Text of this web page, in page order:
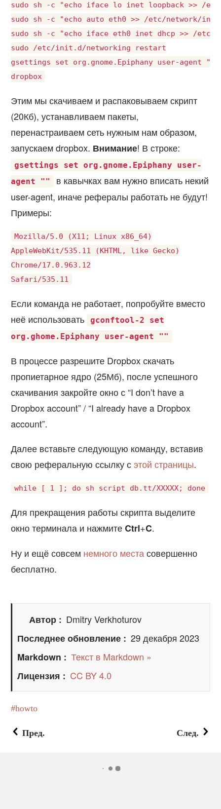
sudo sh -c "echo iface lo inet loopback >> /
sudo sh -c "echo auto eth0 >> /etc/network/
sudo sh -c "echo iface eth0 inet dhcp >> /etc/
sudo /etc/init.d/networking restart
gsettings set org.gnome.Epiphany user-agent ""
Этим мы скачиваем и распаковываем скрипт
(20Кб), устанавливаем пакеты,
перенастраиваем сеть нужным нам образом,
запускаем dropbox. Внимание! В строке:
gsettings set org.gnome.Epiphany user-
agent ""
в кавычках вам нужно вписать некий
user-agent, иначе рефералы работать не будут!
Примеры:
Mozilla/5.0 (X11; Linux x86_64)
AppleWebKit/535.11 (KHTML, like Gecko)
Chrome/17.0.963.12
Если команда не работает, попробуйте вместо
неё использовать
gconftool-2 set
org.ghome.Epiphany user-agent ""
В процессе разрешите Dropbox скачать
пропиетарное ядро (25Мб), после успешного
скачивания закройте окно с “I don’t have a
Dropbox account” / “I already have a Dropbox
account”.
Далее вставьте следующую команду, вставив
свою реферальную ссылку сэтой страницы.
Для прекращения работы скрипта выделите
окно терминала и нажмитеCtrl+C.
Ну и ещё совсем немного местасовершенно
бесплатно.
Автор
Dmitry Verkhoturov
Последнее обновление
29 декабря 2023
Markdown
Текст в Markdown »
Лицензия
CC BY 4.0
howto
Пред. След.